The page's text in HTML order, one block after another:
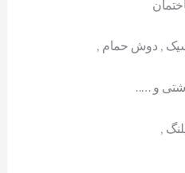
, دوش حمام ,
و …..
,